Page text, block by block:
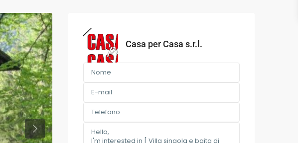
Previous
Casa per Casa s.r.l.